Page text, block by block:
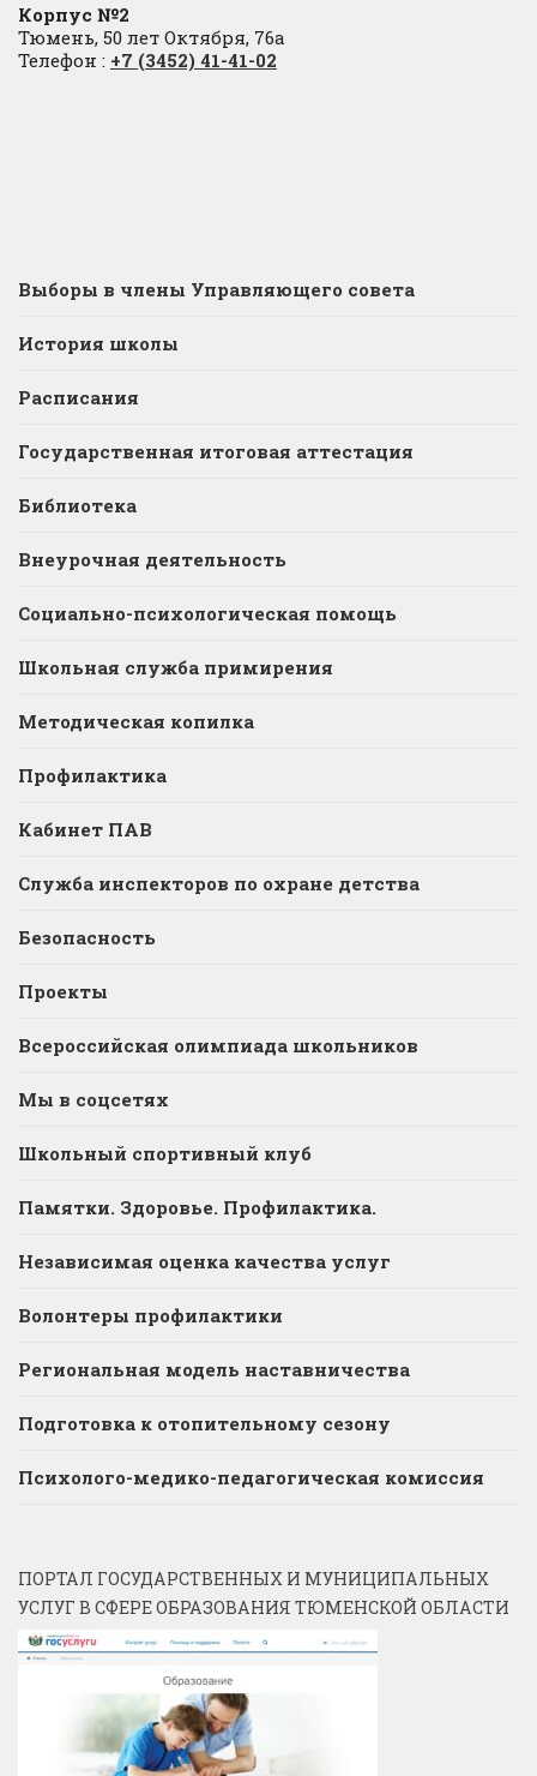
Корпус №2
Тюмень, 50 лет Октября, 76а
Телефон : +7 (3452) 41-41-02
Выборы в члены Управляющего совета
История школы
Расписания
Государственная итоговая аттестация
Библиотека
Внеурочная деятельность
Социально-психологическая помощь
Школьная служба примирения
Методическая копилка
Профилактика
Кабинет ПАВ
Служба инспекторов по охране детства
Безопасность
Проекты
Всероссийская олимпиада школьников
Мы в соцсетях
Школьный спортивный клуб
Памятки. Здоровье. Профилактика.
Независимая оценка качества услуг
Волонтеры профилактики
Региональная модель наставничества
Подготовка к отопительному сезону
Психолого-медико-педагогическая комиссия
ПОРТАЛ ГОСУДАРСТВЕННЫХ И МУНИЦИПАЛЬНЫХ
УСЛУГ В СФЕРЕ ОБРАЗОВАНИЯ ТЮМЕНСКОЙ ОБЛАСТИ